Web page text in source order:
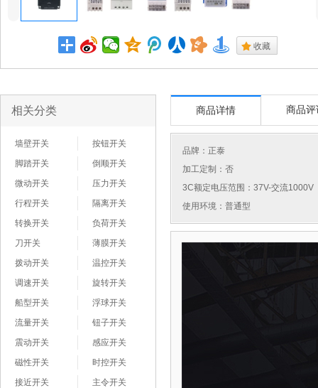
. 收藏
相关分类
墙壁开关
按钮开关
脚踏开关
倒顺开关
微动开关
压力开关
行程开关
隔离开关
转换开关
负荷开关
刀开关
薄膜开关
拨动开关
温控开关
调速开关
旋转开关
船型开关
浮球开关
流量开关
钮子开关
震动开关
感应开关
磁性开关
时控开关
接近开关
主令开关
商品详情 商品评
品牌： 正泰
加工定制：否
3C额定电压范围：37V-交流1000V
使用环境：普通型